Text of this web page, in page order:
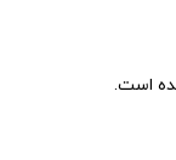
است.